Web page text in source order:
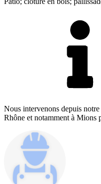
Nous intervenons depuis
Rhône et notamment à Mions